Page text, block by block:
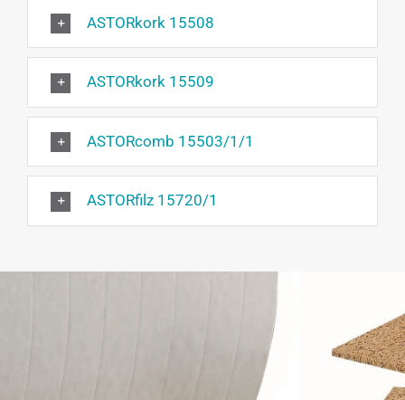
ASTORkork 15508
ASTORkork 15509
ASTORcomb 15503/1/1
ASTORfilz 15720/1